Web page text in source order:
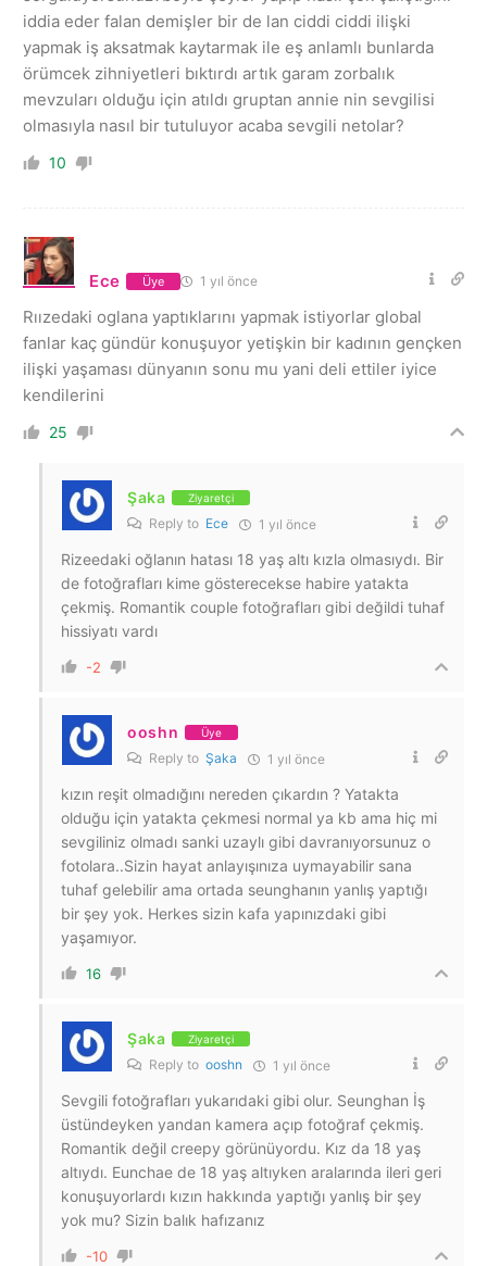
iddia eder falan demişler bir de lan ciddi ciddi ilişki
yapmak iş aksatmak kaytarmak ile eş anlamlı bunlarda
örümcek zihniyetleri bıktırdı artık garam zorbalık
mevzuları olduğu için atıldı gruptan annie nin sevgilisi
olmasıyla nasıl bir tutuluyor acaba sevgili netolar?
10
Ece Üye 1 yıl önce
Rıızedaki oglana yaptıklarını yapmak istiyorlar global
fanlar kaç gündür konuşuyor yetişkin bir kadının gençken
ilişki yaşaması dünyanın sonu mu yani deli ettiler iyice
kendilerini
25
Şaka Ziyaretçi
Reply to Ece 1 yıl önce
Rizeedaki oğlanın hatası 18 yaş altı kızla olmasıydı. Bir
de fotoğrafları kime gösterecekse habire yatakta
çekmiş. Romantik couple fotoğrafları gibi değildi tuhaf
hissiyatı vardı
-2
ooshn Üye
Reply to Şaka 1 yıl önce
kızın reşit olmadığını nereden çıkardın ? Yatakta
olduğu için yatakta çekmesi normal ya kb ama hiç mi
sevgiliniz olmadı sanki uzaylı gibi davranıyorsunuz o
fotolara..Sizin hayat anlayışınıza uymayabilir sana
tuhaf gelebilir ama ortada seunghanın yanlış yaptığı
bir şey yok. Herkes sizin kafa yapınızdaki gibi
yaşamıyor.
16
Şaka Ziyaretçi
Reply to ooshn 1 yıl önce
Sevgili fotoğrafları yukarıdaki gibi olur. Seunghan İş
üstündeyken yandan kamera açıp fotoğraf çekmiş.
Romantik değil creepy görünüyordu. Kız da 18 yaş
altıydı. Eunchae de 18 yaş altıyken aralarında ileri geri
konuşuyorlardı kızın hakkında yaptığı yanlış bir şey
yok mu? Sizin balık hafızanız
-10